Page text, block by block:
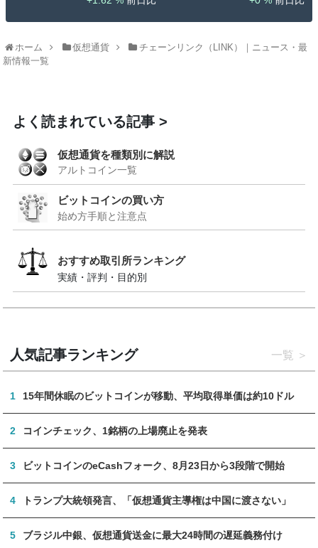
ホーム 仮想通貨
チェーンリンク（LINK）｜ニュース・最
新情報一覧
よく読まれている記事
仮想通貨を種類別に解説
アルトコイン一覧
ビットコインの買い方
始め方手順と注意点
おすすめ取引所ランキング
実績・評判・目的別
人気記事ランキング 一覧
1 15年間休眠のビットコインが移動、平均取得単価は約10ドル
2 コインチェック、1銘柄の上場廃止を発表
3 ビットコインのeCashフォーク、8月23日から3段階で開始
4 トランプ大統領発言、「仮想通貨主導権は中国に渡さない」
5 ブラジル中銀、仮想通貨送金に最大24時間の遅延義務付け